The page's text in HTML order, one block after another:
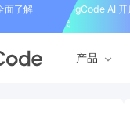
面了解
PingCode AI
代
产品